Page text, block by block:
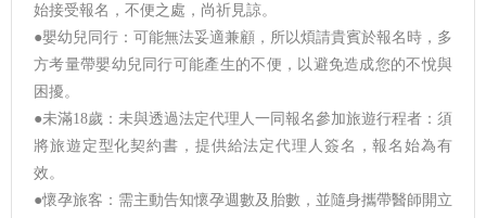
始接受報名，不便之處，尚祈見諒。
●嬰幼兒同行：可能無法妥適兼顧，所以煩請貴賓於報名時，多
方考量帶嬰幼兒同行可能產生的不便，以避免造成您的不悅與
困擾。
●未滿18歲：未與透過法定代理人一同報名參加旅遊行程者：須
將旅遊定型化契約書，提供給法定代理人簽名，報名始為有
效。
●懷孕旅客：需主動告知懷孕週數及胎數，並隨身攜帶醫師開立